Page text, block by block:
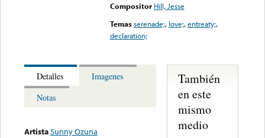
Compositor Hill, Jesse
Temas serenade;, love;,entreaty;,
declaration;
Detalles
Imagenes
Notas
ArtistaSunny Ozuna
También
en este
mismo
medio